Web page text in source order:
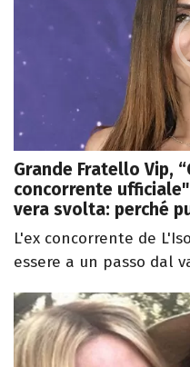
Grande Fratello Vip,
concorrente
vera svolta: perché
L'ex concorrente de
essere a un passo dal